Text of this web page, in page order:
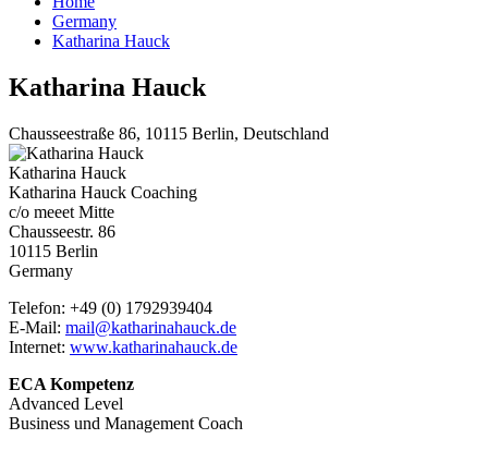
Germany
Katharina Hauck
Katharina Hauck
Chausseestraße 86, 10115 Berlin, Deutschland
Katharina Hauck
Katharina Hauck Coaching
c/o meeet Mitte
Chausseestr. 86
10115 Berlin
Germany
Telefon: +49 (0) 1792939404
E-Mail: mail@katharinahauck.de
Internet: www.katharinahauck.de
ECA Kompetenz
Advanced Level
Business und Management Coach